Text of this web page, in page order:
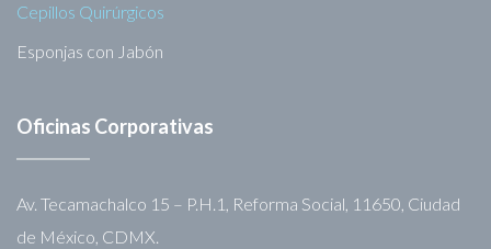
Cepillos Quirúrgicos
Esponjas con Jabón
Oficinas Corporativas
Av. Tecamachalco 15 – P.H.1, Reforma Social, 11650, Ciudad
de México, CDMX.